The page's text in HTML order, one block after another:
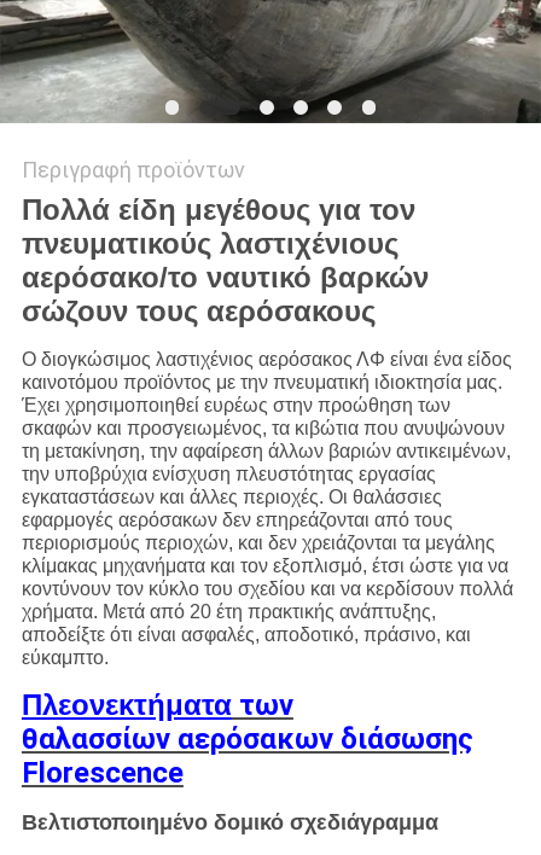
Περιγραφή προϊόντων
Πολλά είδη μεγέθους για τον
πνευματικούς λαστιχένιους
αερόσακο/το ναυτικό βαρκών
σώζουν τους αερόσακους
Ο διογκώσιμος λαστιχένιος αερόσακος ΛΦ είναι ένα είδος
καινοτόμου προϊόντος με την πνευματική ιδιοκτησία μας.
Έχει χρησιμοποιηθεί ευρέως στην προώθηση των
σκαφών και προσγειωμένος, τα κιβώτια που ανυψώνουν
τη μετακίνηση, την αφαίρεση άλλων βαριών αντικειμένων,
την υποβρύχια ενίσχυση πλευστότητας εργασίας
εγκαταστάσεων και άλλες περιοχές. Οι θαλάσσιες
εφαρμογές αερόσακων δεν επηρεάζονται από τους
περιορισμούς περιοχών, και δεν χρειάζονται τα μεγάλης
κλίμακας μηχανήματα και τον εξοπλισμό, έτσι ώστε για να
κοντύνουν τον κύκλο του σχεδίου και να κερδίσουν πολλά
χρήματα. Μετά από 20 έτη πρακτικής ανάπτυξης,
αποδείξτε ότι είναι ασφαλές, αποδοτικό, πράσινο, και
εύκαμπτο.
Πλεονεκτήματατων
θαλασσίων αερόσακων διάσωσης
Florescence
Βελτιστοποιημένο δομικό σχεδιάγραμμα